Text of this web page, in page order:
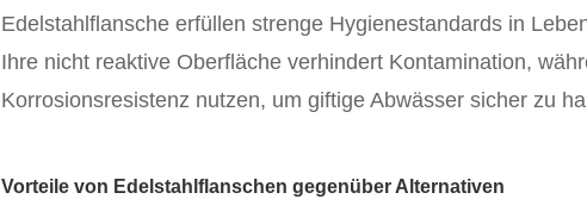
Edelstahlflansche erfüllen strenge Hygienestandards in
Ihre nicht reaktive Oberfläche verhindert Kontamination,
Korrosionsresistenz nutzen, um giftige Abwässer sicher zu
Vorteile von Edelstahlflanschen gegenüber Alternativen